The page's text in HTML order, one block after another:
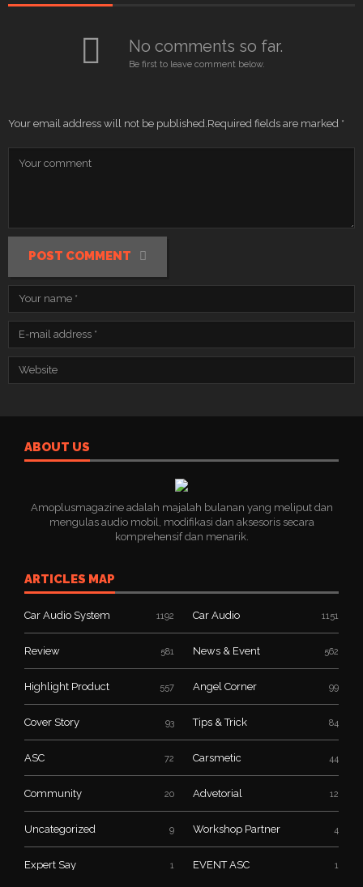
No comments so far.
Be first to leave comment below.
Your email address will not be published. Required fields are marked *
POST COMMENT
ABOUT US
Amoplusmagazine adalah majalah bulanan yang meliput dan
mengulas audio mobil, modifikasi dan aksesoris secara
komprehensif dan menarik.
ARTICLES MAP
Car Audio System 1192 Car Audio 1151
Review 581 News & Event 562
Highlight Product 557 Angel Corner 99
Cover Story 93 Tips & Trick 84
ASC 72 Carsmetic 44
Community 20 Advetorial 12
Uncategorized 9 Workshop Partner 4
Expert Say 1 EVENT ASC 1